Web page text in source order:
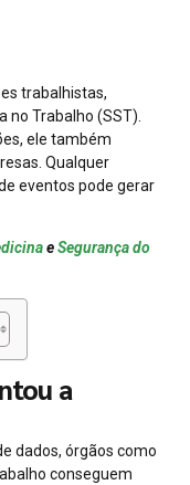
trabalhistas,
no Trabalho (SST).
ele também
Qualquer
eventos pode gerar
eSegurança do
a
dados, órgãos como
conseguem